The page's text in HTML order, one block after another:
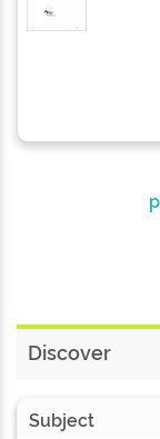
Discover
Subject